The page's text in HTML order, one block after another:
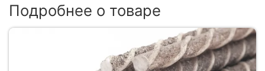
Подробнее о товаре